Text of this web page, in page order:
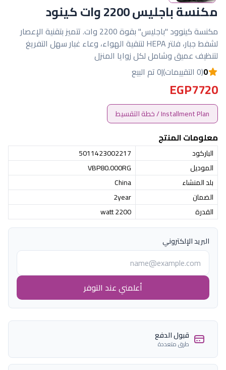
مكنسة باجليس 2200 وات كينود
مكنسة كينوود "باجليس" بقوة 2200 وات. تتميز بتقنية الإعصار
لشفط جبار، فلتر HEPA لتنقية الهواء، وعاء غبار سهل التفريغ
لتنظيف عميق وشامل لكل زوايا المنزل
0(0 التقييمات) |0 تم البيع
EGP7720
Installment Plan / خطة التقسيط
معلومات المنتج
الباركود
5011423002217
الموديل
VBP80.000RG
بلد المنشاء
China
الضمان
2year
القدرة
2200 watt
البريد الإلكتروني
أعلمني عند التوفر
قبول الدفع
طرق متعددة